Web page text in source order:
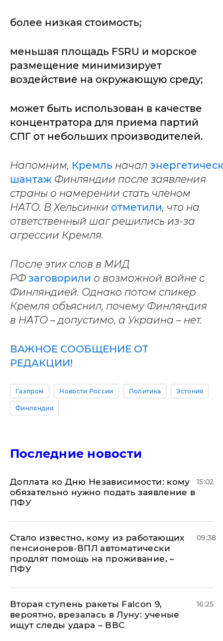
более низкая стоимость;
меньшая площадь FSRU и морское
размещение минимизирует
воздействие на окружающую среду;
может быть использован в качестве
концентратора для приема партий
СПГ от небольших производителей.
Напомним, Кремль начал
шантаж Финляндии после заявления
страны о намерении стать членом
НАТО. В Хельсинки отметили, что на
ответственный шаг решились из-за
агрессии Кремля.
После этих слов в МИД
РФ заговорили о возможной войне с
Финляндией. Однако потом спикер
Кремля объяснил, почему Финляндия
в НАТО – допустимо, а Украина – нет.
ВАЖНОЕ СООБЩЕНИЕ ОТ
РЕДАКЦИИ!
Газпром Новости России Политика Эстония
Финляндия
Последние новости
Доплата ко Дню Независимости: кому
обязательно нужно подать заявление в
ПФУ
15:02
Стало известно, кому из работающих
пенсионеров-ВПЛ автоматически
продлят помощь на проживание, –
ПФУ
09:38
Вторая ступень ракеты Falcon 9,
вероятно, врезалась в Луну: ученые
ищут следы удара – ВВС
16:25